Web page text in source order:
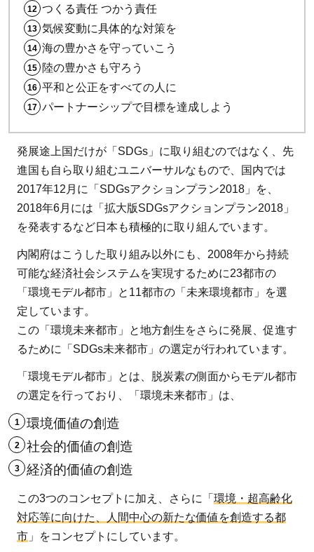
の取
り組
み事
例
つくる責任 つかう責任
気候変動に具体的な対策を
海の豊かさを守っていこう
陸の豊かさも守ろう
平和と公正をすべての人に
パートナーシップで目標を達成しよう
発展途上国だけが「SDGs」に取り組むのではなく、先
進国も自ら取り組むユニバーサルなもので、国内では
2017年12月に「SDGsアクションプラン2018」を、
2018年6月には「拡大版SDGsアクションプラン2018」
を発表するなど日本も積極的に取り組んでいます。
内閣府はこうした取り組み以外にも、2008年から持続
可能な経済社会システムを実現するために23都市の
「環境モデル都市」と11都市の「未来環境都市」を選
定しています。
この「環境未来都市」と地方創生をさらに発展、促進す
るために「SDGs未来都市」の選定が行われています。
「環境モデル都市」とは、脱炭素の側面からモデル都市
の選定を行っており、「環境未来都市」は、
環境価値の創造
社会的価値の創造
経済的価値の創造
この3つのコンセプトに加え、さらに「 環境・超高齢化
対応等に向けた、人間中心の新たな価値を創造する都
市 」をコンセプトにしています。